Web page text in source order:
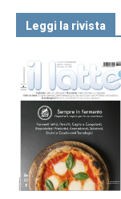
Leggi la rivista